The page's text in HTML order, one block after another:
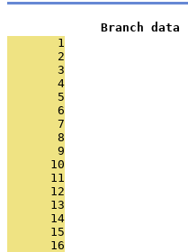
Branch data
       1
       2
       3
       4
       5
       6
       7
       8
       9
      10
      11
      12
      13
      14
      15
      16